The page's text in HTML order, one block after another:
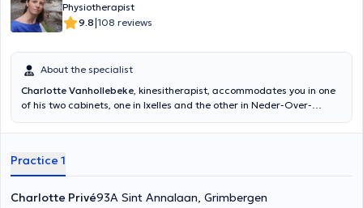
Physiotherapist
9.8|108 reviews
About the specialist
Charlotte Vanhollebeke, kinesitherapist, accommodates you in one
of his two cabinets, one in Ixelles and the other in Neder-Over-
Practice 1
Charlotte Privé93A Sint Annalaan, Grimbergen